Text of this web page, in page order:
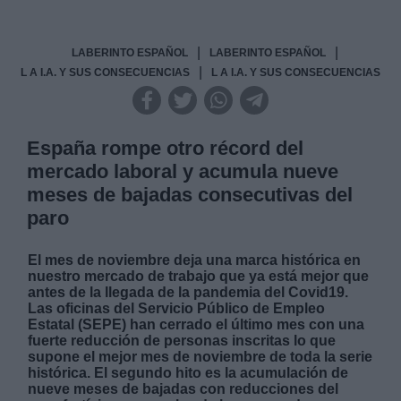
LABERINTO ESPAÑOL LABERINTO ESPAÑOL
L A I.A. Y SUS CONSECUENCIAS L A I.A. Y SUS CONSECUENCIAS
España rompe otro récord del
mercado laboral y acumula nueve
meses de bajadas consecutivas del
paro
El mes de noviembre deja una marca histórica en
nuestro mercado de trabajo que ya está mejor que
antes de la llegada de la pandemia del Covid19.
Las oficinas del Servicio Público de Empleo
Estatal (SEPE) han cerrado el último mes con una
fuerte reducción de personas inscritas lo que
supone el mejor mes de noviembre de toda la serie
histórica. El segundo hito es la acumulación de
nueve meses de bajadas con reducciones del